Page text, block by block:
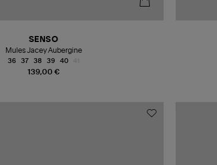
139,00 €
SENSO
Mules Jacey Aubergine
36 37 38 39 40